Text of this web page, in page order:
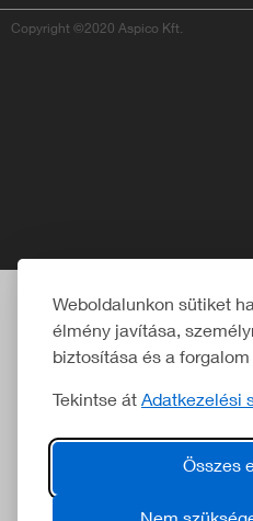
Weboldalunkon sütiket
élmény javítása,
biztosítása és a
Tekintse át Adatkezelési
Összes
Copyright ©2020 Aspico Kft.